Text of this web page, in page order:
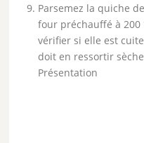
Parsemez la quiche
four préchauffé à 200
vérifier si elle est
doit en ressortir
Présentation